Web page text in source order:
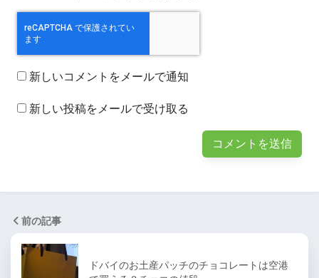
新しいコメントをメールで通知
新しい投稿をメールで受け取る
前の記事
ドバイのお土産パッチのチョコレートは空港